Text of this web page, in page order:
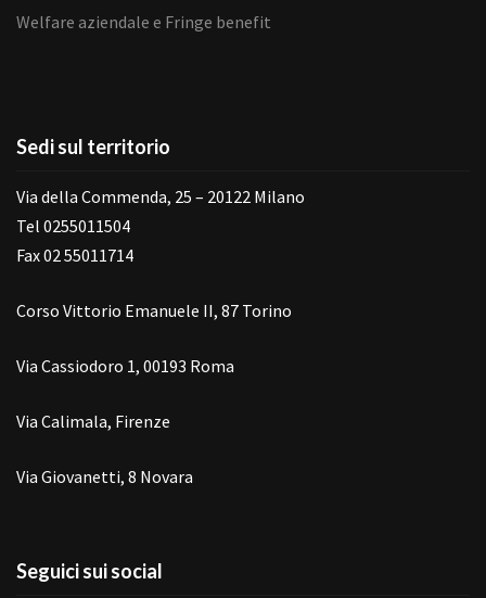
Welfare aziendale e Fringe benefit
Sedi sul territorio
Via della Commenda, 25 – 20122 Milano
Tel 0255011504
Fax 02 55011714
Corso Vittorio Emanuele II, 87 Torino
Via Cassiodoro 1, 00193 Roma
Via Calimala, Firenze
Via Giovanetti, 8 Novara
Seguici sui social